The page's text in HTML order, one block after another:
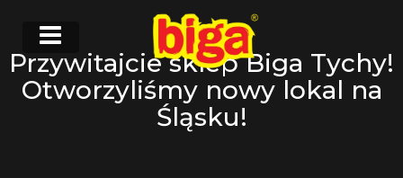
Przywitajcie sklep Biga Tychy!
Otworzyliśmy nowy lokal na
Śląsku!